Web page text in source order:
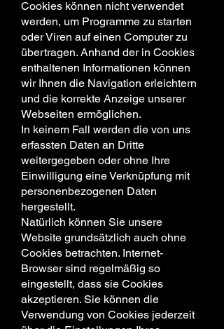
Cookies können nicht verwendet
werden, um Programme zu starten
oder Viren auf einen Computer zu
übertragen. Anhand der in Cookies
enthaltenen Informationen können
wir Ihnen die Navigation erleichtern
und die korrekte Anzeige unserer
Webseiten ermöglichen.
In keinem Fall werden die von uns
erfassten Daten an Dritte
weitergegeben oder ohne Ihre
Einwilligung eine Verknüpfung mit
personenbezogenen Daten
hergestellt.
Natürlich können Sie unsere
Website grundsätzlich auch ohne
Cookies betrachten. Internet-
Browser sind regelmäßig so
eingestellt, dass sie Cookies
akzeptieren. Sie können die
Verwendung von Cookies jederzeit